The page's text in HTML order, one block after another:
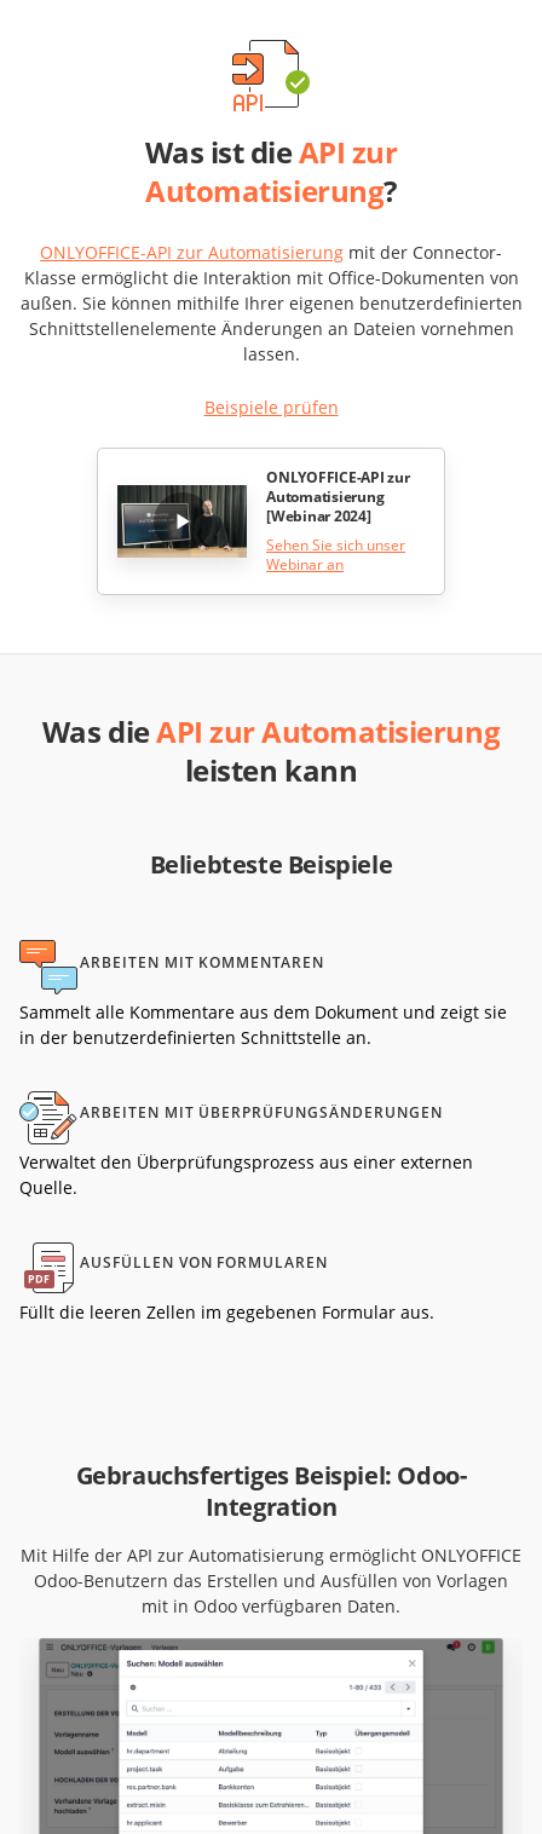
Was ist dieAPI zur
Automatisierung?
ONLYOFFICE-API zur Automatisierung mit der Connector-
Klasse ermöglicht die Interaktion mit Office-Dokumenten von
außen. Sie können mithilfe Ihrer eigenen benutzerdefinierten
Schnittstellenelemente Änderungen an Dateien vornehmen
lassen.
Beispiele prüfen
ONLYOFFICE-API zur
Automatisierung
[Webinar 2024]
Sehen Sie sich unser
Webinar an
Was dieAPI zur Automatisierung
leisten kann
Beliebteste Beispiele
ARBEITEN MIT KOMMENTAREN
Sammelt alle Kommentare aus dem Dokument und zeigt sie
in der benutzerdefinierten Schnittstelle an.
ARBEITEN MIT ÜBERPRÜFUNGSÄNDERUNGEN
Verwaltet den Überprüfungsprozess aus einer externen
Quelle.
AUSFÜLLEN VON FORMULAREN
Füllt die leeren Zellen im gegebenen Formular aus.
Gebrauchsfertiges Beispiel: Odoo-
Integration
Mit Hilfe der API zur Automatisierung ermöglicht ONLYOFFICE
Odoo-Benutzern das Erstellen und Ausfüllen von Vorlagen
mit in Odoo verfügbaren Daten.